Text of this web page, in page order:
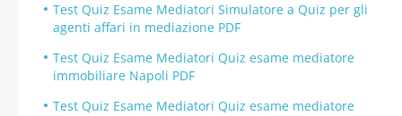
Test Quiz Esame Mediatori Simulatore a Quiz per gli
agenti affari in mediazione PDF
Test Quiz Esame Mediatori Quiz esame mediatore
immobiliare Napoli PDF
Test Quiz Esame Mediatori Quiz esame mediatore